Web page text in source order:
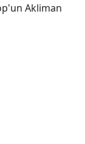
Akliman